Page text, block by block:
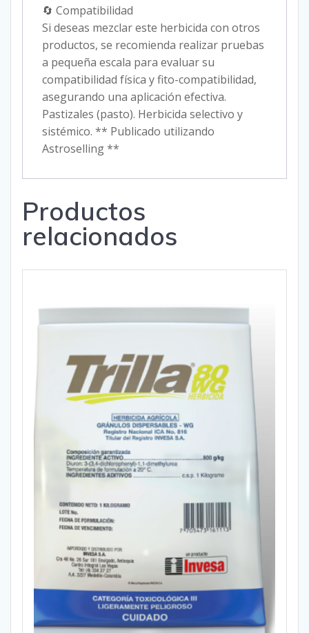
🔄 Compatibilidad
Si deseas mezclar este herbicida con otros
productos, se recomienda realizar pruebas
a pequeña escala para evaluar su
compatibilidad física y fito-compatibilidad,
asegurando una aplicación efectiva.
Pastizales (pasto). Herbicida selectivo y
sistémico. ** Publicado utilizando
Astroselling **
Productos
relacionados